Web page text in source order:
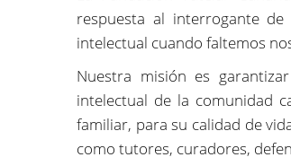
respuesta al interrogante
intelectual cuando faltemos
Nuestra misión es
intelectual de la comunidad
familiar, para su calidad de
como tutores, curadores,